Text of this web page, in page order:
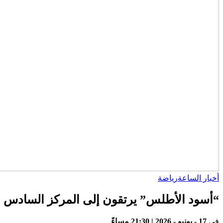
أخبار الساعةرياضة
“أسود الأطلس” يرتقون إلى المركز السادس